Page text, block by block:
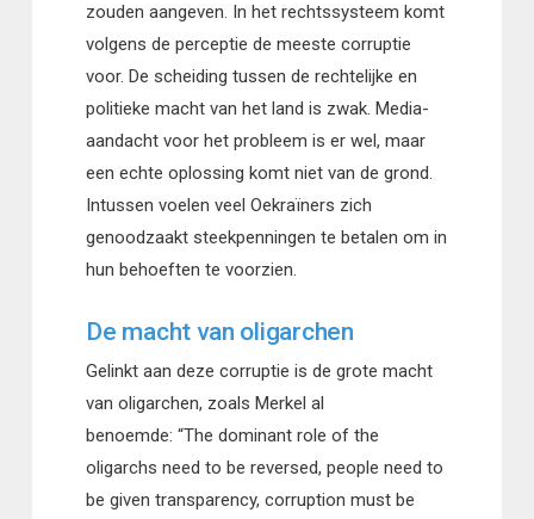
zouden aangeven. In het rechtssysteem komt
volgens de perceptie de meeste corruptie
voor. De scheiding tussen de rechtelijke en
politieke macht van het land is zwak. Media-
aandacht voor het probleem is er wel, maar
een echte oplossing komt niet van de grond.
Intussen voelen veel Oekraïners zich
genoodzaakt steekpenningen te betalen om in
hun behoeften te voorzien.
De macht van oligarchen
Gelinkt aan deze corruptie is de grote macht
van oligarchen, zoals Merkel al
benoemde: “The dominant role of the
oligarchs need to be reversed, people need to
be given transparency, corruption must be